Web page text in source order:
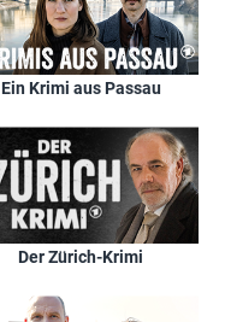
Ein Krimi aus Passau
Der Zürich-Krimi